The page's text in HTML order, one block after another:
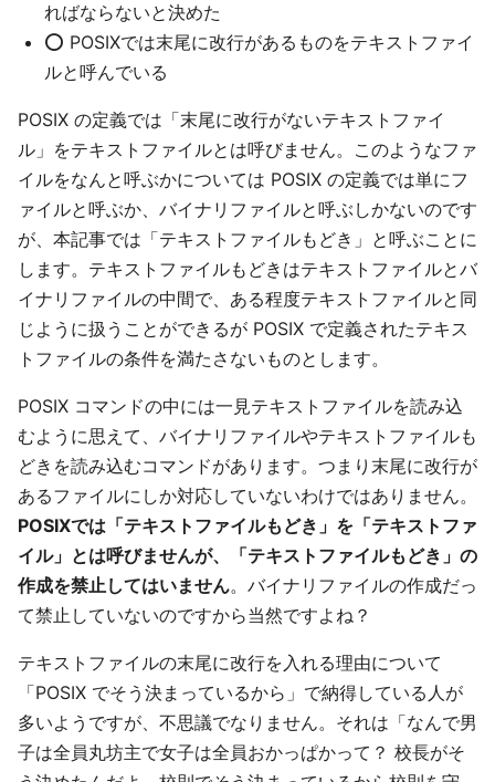
ればならないと決めた
⭕ POSIXでは末尾に改行があるものをテキストファイ
ルと呼んでいる
POSIX の定義では「末尾に改行がないテキストファイ
ル」をテキストファイルとは呼びません。このようなファ
イルをなんと呼ぶかについては POSIX の定義では単にフ
ァイルと呼ぶか、バイナリファイルと呼ぶしかないのです
が、本記事では「テキストファイルもどき」と呼ぶことに
します。テキストファイルもどきはテキストファイルとバ
イナリファイルの中間で、ある程度テキストファイルと同
じように扱うことができるが POSIX で定義されたテキス
トファイルの条件を満たさないものとします。
POSIX コマンドの中には一見テキストファイルを読み込
むように思えて、バイナリファイルやテキストファイルも
どきを読み込むコマンドがあります。つまり末尾に改行が
あるファイルにしか対応していないわけではありません。
POSIXでは「テキストファイルもどき」を「テキストファ
イル」とは呼びませんが、「テキストファイルもどき」の
作成を禁止してはいません。バイナリファイルの作成だっ
て禁止していないのですから当然ですよね？
テキストファイルの末尾に改行を入れる理由について
「POSIX でそう決まっているから」で納得している人が
多いようですが、不思議でなりません。それは「なんで男
子は全員丸坊主で女子は全員おかっぱかって？ 校長がそ